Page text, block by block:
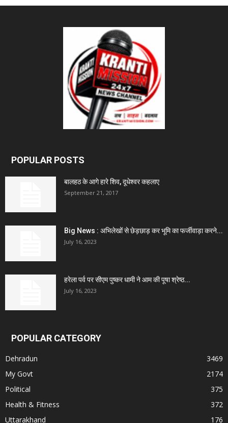
POPULAR POSTS
बालहठ के आगे हारे शिव, दूधेश्वर कहलाए
September 21, 2017
Big News : अभिलेखों से छेड़छाड़ कर भूमि का फर्जीवाड़ा करने...
July 16, 2023
हरेला पर्व पर सीएम पुष्कर धामी ने आम की पूषा श्रेष्ठ...
July 16, 2023
POPULAR CATEGORY
Dehradun
3469
My Govt
2174
Political
375
Health & Fitness
372
Uttarakhand
176